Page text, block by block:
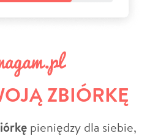
ZBIÓRKĘ
pieniędzy dla siebie,